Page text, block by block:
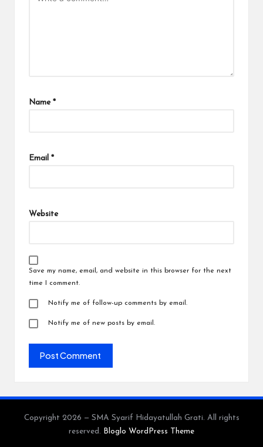
Name *
Email *
Website
Save my name, email, and website in this browser for the next
time I comment.
Notify me of follow-up comments by email.
Notify me of new posts by email.
Copyright 2026 — SMA Syarif Hidayatullah Grati. All rights
reserved.
Bloglo WordPress Theme